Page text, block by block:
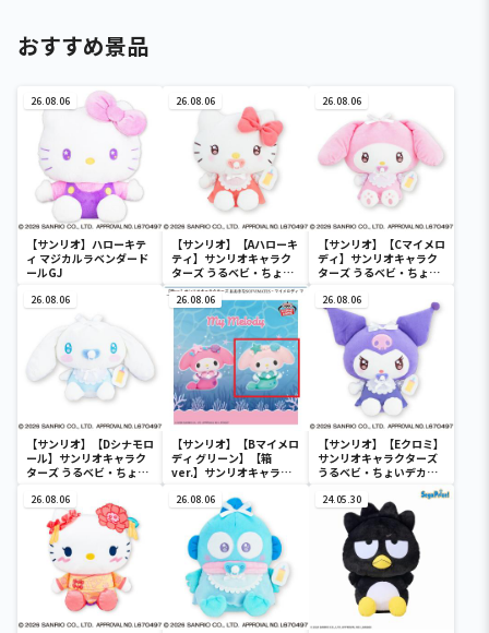
おすすめ景品
26.08.06
【サンリオ】ハローキテ
ィ マジカルラベンダード
ールGJ
26.08.06
【サンリオ】【Aハローキ
ティ】サンリオキャラク
ターズ うるベビ・ちょい
デカドール
26.08.06
【サンリオ】【Cマイメロ
ディ】サンリオキャラク
ターズ うるベビ・ちょい
26.08.06
【サンリオ】【Dシナモロ
ール】サンリオキャラク
ターズ うるベビ・ちょい
26.08.06
【サンリオ】【Bマイメロ
ディ グリーン】【箱
ver.】サンリオキャラク
SOFVIMATES～マイメロ
ディ マーメイドver. ～
26.08.06
【サンリオ】【Eクロミ】
サンリオキャラクターズ
うるベビ・ちょいデカド
26.08.06 26.08.06 24.05.30